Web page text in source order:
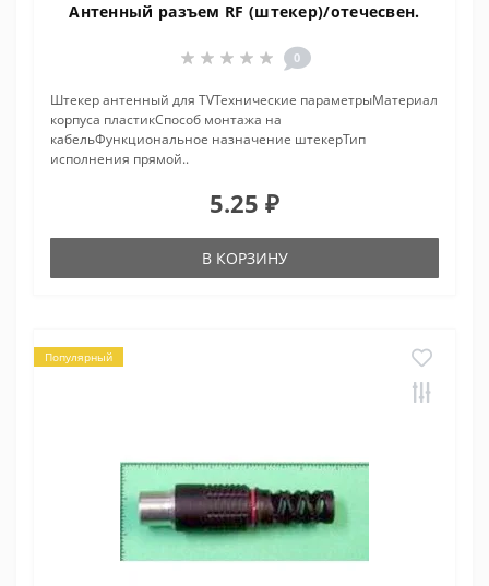
Антенный разъем RF (штекер)/отечесвен.
0
Штекер антенный для TVТехнические параметрыМатериал
корпуса пластикСпособ монтажа на
кабельФункциональное назначение штекерТип
исполнения прямой..
5.25 ₽
В КОРЗИНУ
Популярный